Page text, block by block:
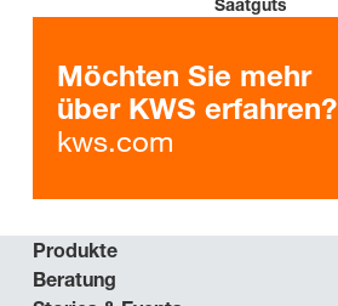
Saatguts
Möchten Sie mehr
über KWS erfahren?
kws.com
Produkte
Beratung